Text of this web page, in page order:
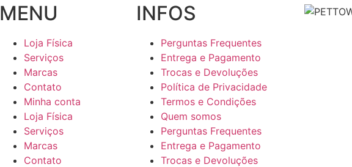
MENU
Loja Física
Serviços
Marcas
Contato
Minha conta
Loja Física
Serviços
Marcas
Contato
INFOS
Perguntas Frequentes
Entrega e Pagamento
Trocas e Devoluções
Política de Privacidade
Termos e Condições
Quem somos
Perguntas Frequentes
Entrega e Pagamento
Trocas e Devoluções